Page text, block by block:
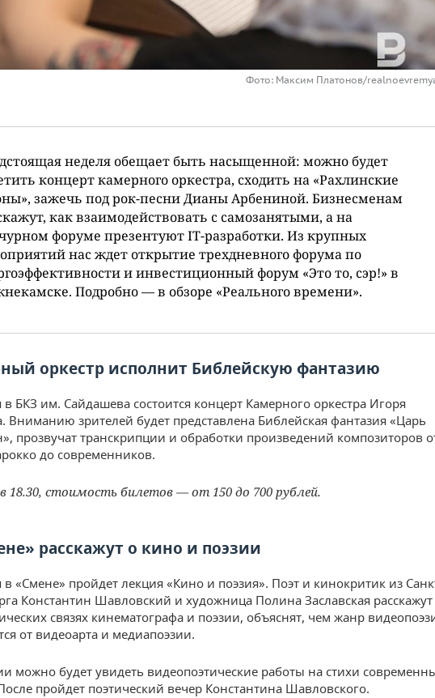
Фото: Максим Платонов/
неделя обещает быть насыщенной: можно будет
концерт камерного оркестра, сходить на «Рахлинские
зажечь под рок-песни Дианы Арбениной. Бизнесменам
как взаимодействовать с самозанятыми, а на
форуме презентуют IT-разработки. Из крупных
нас ждет открытие трехдневного форума по
и инвестиционный форум «Это то, сэр!» в
Подробно — в обзоре «Реального времени».
оркестр исполнит Библейскую фантазию
в БКЗ им. Сайдашева состоится концерт Камерного оркестра Игоря
Вниманию зрителей будет представлена Библейская фантазия «Царь
прозвучат транскрипции и обработки произведений композиторов
до современников.
18.30, стоимость билетов — от 150 до 700 рублей.
расскажут о кино и поэзии
в «Смене» пройдет лекция «Кино и поэзия». Поэт и кинокритик из
Константин Шавловский и художница Полина Заславская
связях кинематографа и поэзии, объяснят, чем жанр
от видеоарта и медиапоэзии.
можно будет увидеть видеопоэтические работы на стихи
пройдет поэтический вечер Константина Шавловского.